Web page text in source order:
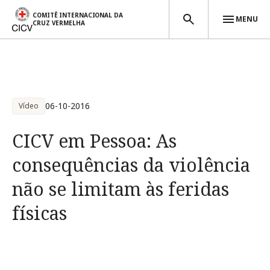
COMITÊ INTERNACIONAL DA
CRUZ VERMELHA
MENU
Vídeo 06-10-2016
CICV em Pessoa: As
consequências da violência
não se limitam às feridas
físicas